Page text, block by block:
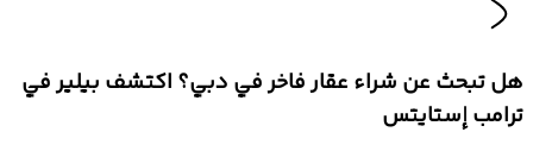
هل تبحث عن شراء عقار فاخر في دبي؟ اكتشف بيلير في
ترامب إستايتس